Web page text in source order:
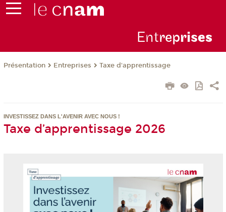
Entreprises
Présentation Entreprises Taxe d'apprentissage
INVESTISSEZ DANS L'AVENIR AVEC NOUS !
Taxe d’apprentissage 2026